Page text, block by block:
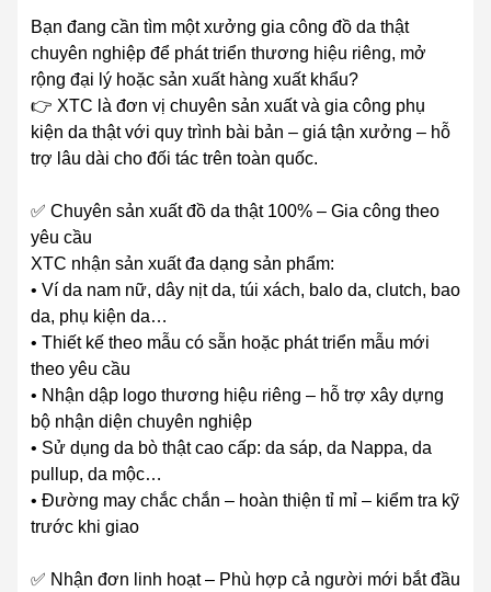
Bạn đang cần tìm một xưởng gia công đồ da thật
chuyên nghiệp để phát triển thương hiệu riêng, mở
rộng đại lý hoặc sản xuất hàng xuất khẩu?
👉 XTC là đơn vị chuyên sản xuất và gia công phụ
kiện da thật với quy trình bài bản – giá tận xưởng – hỗ
trợ lâu dài cho đối tác trên toàn quốc.
✅ Chuyên sản xuất đồ da thật 100% – Gia công theo
yêu cầu
XTC nhận sản xuất đa dạng sản phẩm:
• Ví da nam nữ, dây nịt da, túi xách, balo da, clutch, bao
da, phụ kiện da…
• Thiết kế theo mẫu có sẵn hoặc phát triển mẫu mới
theo yêu cầu
• Nhận dập logo thương hiệu riêng – hỗ trợ xây dựng
bộ nhận diện chuyên nghiệp
• Sử dụng da bò thật cao cấp: da sáp, da Nappa, da
pullup, da mộc…
• Đường may chắc chắn – hoàn thiện tỉ mỉ – kiểm tra kỹ
trước khi giao
✅ Nhận đơn linh hoạt – Phù hợp cả người mới bắt đầu